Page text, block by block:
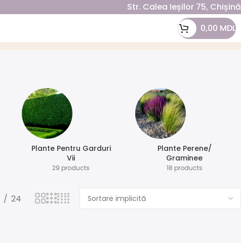
Str. Calea Ieșilor 75,
0,00 MDL
Plante Pentru Garduri
Vii
29 products
Plante Perene/
Graminee
18 products
24